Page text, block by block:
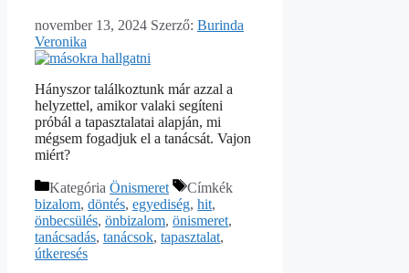
november 13, 2024 Szerző: Burinda
Veronika
Hányszor találkoztunk már azzal a
helyzettel, amikor valaki segíteni
próbál a tapasztalatai alapján, mi
mégsem fogadjuk el a tanácsát. Vajon
miért?
Kategória Önismeret
Címkék
bizalom, döntés, egyediség, hit,
önbecsülés, önbizalom, önismeret,
tanácsadás, tanácsok, tapasztalat,
útkeresés